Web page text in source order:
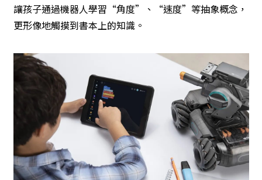
讓孩子通過機器人學習“角度”、“速度”等抽象概念，
更形像地觸摸到書本上的知識。